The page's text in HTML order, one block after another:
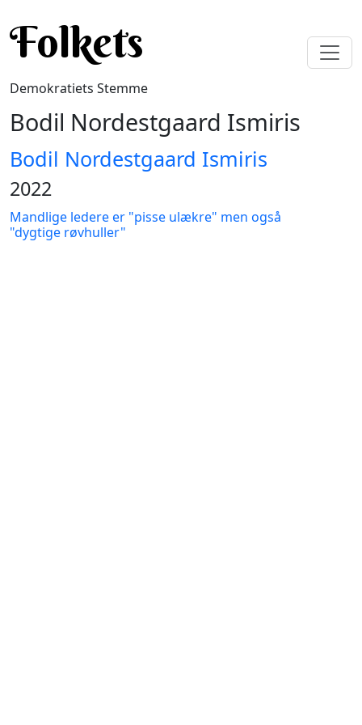
Folkets
Demokratiets Stemme
Bodil Nordestgaard Ismiris
Bodil Nordestgaard Ismiris
2022
Mandlige ledere er "pisse ulækre" men også
"dygtige røvhuller"